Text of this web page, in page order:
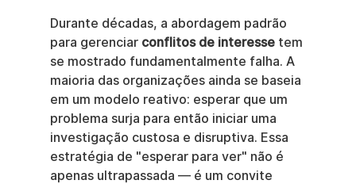
Durante décadas, a abordagem padrão
para gerenciar conflitos de interesse tem
se mostrado fundamentalmente falha. A
maioria das organizações ainda se baseia
em um modelo reativo: esperar que um
problema surja para então iniciar uma
investigação custosa e disruptiva. Essa
estratégia de "esperar para ver" não é
apenas ultrapassada — é um convite